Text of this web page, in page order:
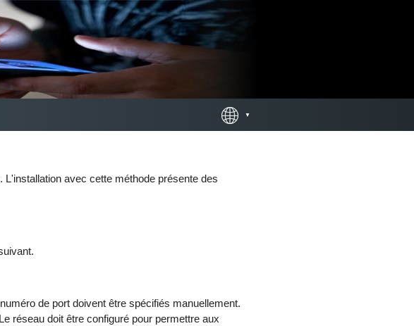
avec cette méthode présente des
de port doivent être spécifiés manuellement.
réseau doit être configuré pour permettre aux